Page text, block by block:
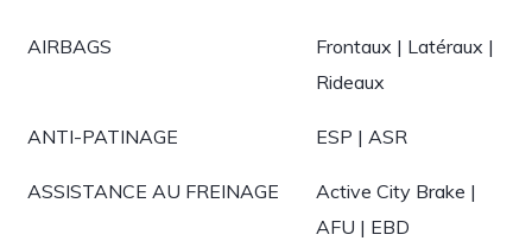
AIRBAGS
Frontaux | Latéraux |
Rideaux
ANTI-PATINAGE ESP | ASR
ASSISTANCE AU FREINAGE
Active City Brake |
AFU | EBD